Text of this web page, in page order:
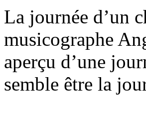
La journée d’un
musicographe
aperçu d’une
semble être la